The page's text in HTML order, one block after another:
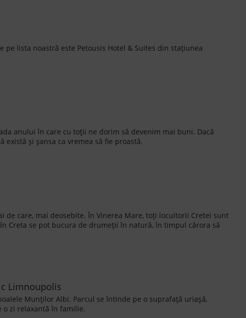
lista noastră este Petousis Hotel & Suites din stațiunea
anului în care cu toții ne dorim să devenim mai buni. Dacă
și șansa ca vremea să fie proastă.
de care, mai deosebite. În Vinerea Mare, toți locuitorii Cretei sunt
Creta se pot bucura de drumeții în natură, în timpul cărora să
Limnoupolis
Munților Albi. Parcul se întinde pe o suprafață uriașă,
o zi relaxantă în familie.